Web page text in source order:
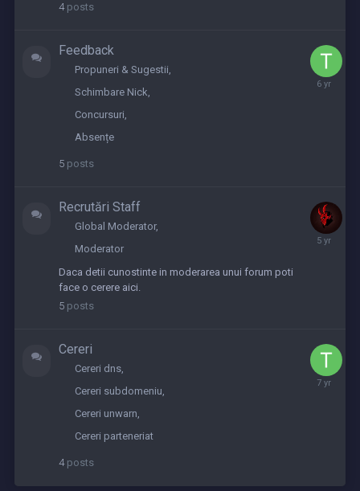
4 posts
Feedback
Propuneri & Sugestii
Schimbare Nick
Concursuri
Absențe
5 posts
Recrutări Staff
Global Moderator
Moderator
Daca detii cunostinte in moderarea unui forum poti
face o cerere aici.
5 posts
Cereri
Cereri dns
Cereri subdomeniu
Cereri unwarn
Cereri parteneriat
4 posts
May